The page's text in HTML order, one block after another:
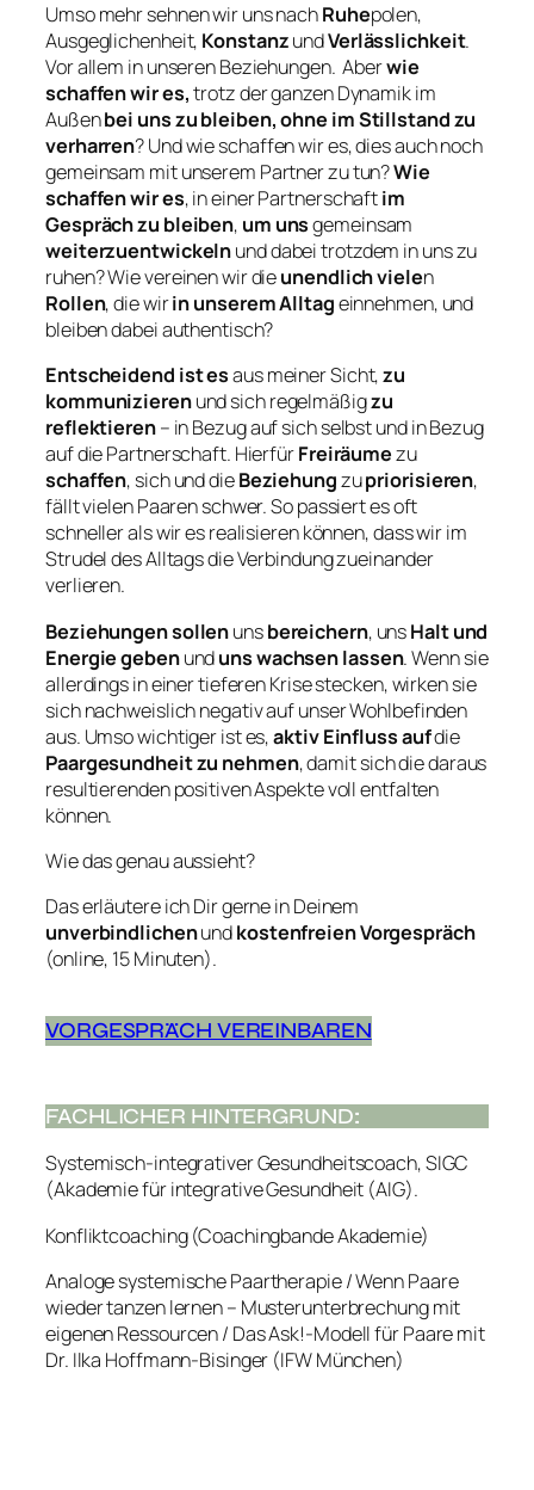
Umso mehr sehnen wir uns nachRuhepolen,
Ausgeglichenheit, KonstanzundVerlässlichkeit.
Vor allem in unseren Beziehungen. Aberwie
schaffen wir es,trotz der ganzen Dynamik im
Außenbei uns zu bleiben, ohne im Stillstand zu
verharren? Und wie schaffen wir es, dies auch noch
gemeinsam mit unserem Partner zu tun?Wie
schaffen wir es, in einer Partnerschaftim
Gespräch zu bleiben, um unsgemeinsam
weiterzuentwickelnund dabei trotzdem in uns zu
ruhen? Wie vereinen wir dieunendlich vielen
Rollen, die wirin unserem Alltageinnehmen, und
bleiben dabei authentisch?
Entscheidend ist esaus meiner Sicht,zu
kommunizierenund sich regelmäßigzu
reflektieren– in Bezug auf sich selbst und in Bezug
auf die Partnerschaft. HierfürFreiräumezu
schaffen, sich und dieBeziehungzupriorisieren,
fällt vielen Paaren schwer. So passiert es oft
schneller als wir es realisieren können, dass wir im
Strudel des Alltags die Verbindung zueinander
verlieren.
Beziehungen sollenunsbereichern, unsHalt und
Energie gebenunduns wachsen lassen. Wenn sie
allerdings in einer tieferen Krise stecken, wirken sie
sich nachweislich negativ auf unser Wohlbefinden
aus. Umso wichtiger ist es,aktiv Einfluss aufdie
Paargesundheit zu nehmen, damit sich die daraus
resultierenden positiven Aspekte voll entfalten
können.
Wie das genau aussieht?
Das erläutere ich Dir gerne in Deinem
unverbindlichenundkostenfreien Vorgespräch
(online, 15 Minuten).
VORGESPRÄCH VEREINBAREN
FACHLICHER HINTERGRUND:
Systemisch-integrativer Gesundheitscoach, SIGC
(Akademie für integrative Gesundheit (AIG).
Konfliktcoaching (Coachingbande Akademie)
Analoge systemische Paartherapie / Wenn Paare
wieder tanzen lernen – Musterunterbrechung mit
eigenen Ressourcen / Das Ask!-Modell für Paare mit
Dr. Ilka Hoffmann-Bisinger (IFW München)